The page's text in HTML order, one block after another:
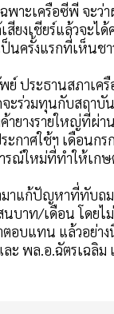
พาะเครือซีพี จะ
ยงเชียร์แล้วจะไ
นครั้งแรกที่เห็นช
ประธานสภาเค
จะร่วมทุนกับสถา
ยางรายใหญ่ที่ผ่
กาศใช้ฯ เดือนก
ณ์ใหม่ที่ทำให้เก
าแก้ปัญหาที่ทับถ
บาท/เดือน โดยไ
อบแทน แล้วอย่า
พล.อ.ฉัตรเฉลิม